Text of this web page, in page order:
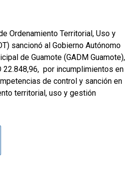
Ordenamiento Territorial, Uso y
sancionó al Gobierno Autónomo
de Guamote (GADM Guamote),
22.848,96, por incumplimientos en
de control y sanción en
territorial, uso y gestión